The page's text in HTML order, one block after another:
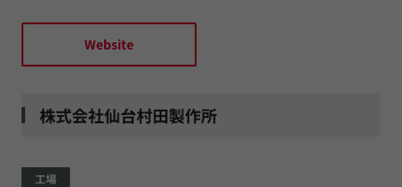
Website
株式会社仙台村田製作所
工場